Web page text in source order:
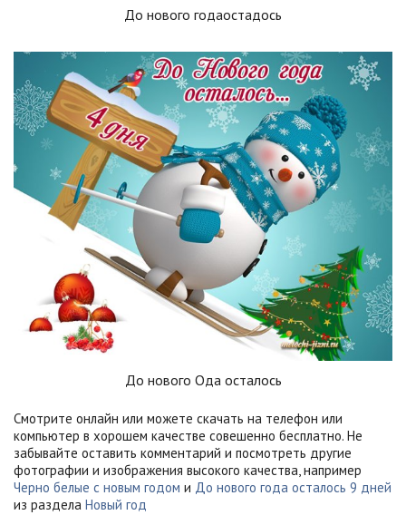
До нового годаостадось
До нового Ода осталось
Смотрите онлайн или можете скачать на телефон или
компьютер в хорошем качестве совешенно бесплатно. Не
забывайте оставить комментарий и посмотреть другие
фотографии и изображения высокого качества, например
Черно белые с новым годом и До нового года осталось 9 дней
из раздела Новый год